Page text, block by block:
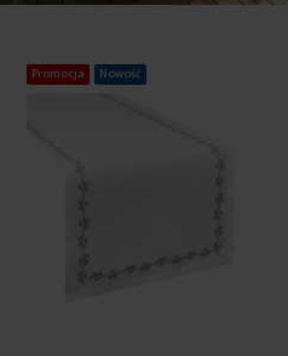
Promocja Nowość